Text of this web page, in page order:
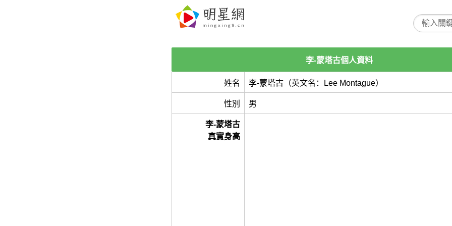
李-蒙塔古個人資料
姓名 李-蒙塔古（英文名：Lee Montague）
性別 男
李-蒙塔古
真實身高